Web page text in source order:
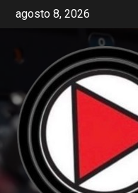
agosto 8, 2026